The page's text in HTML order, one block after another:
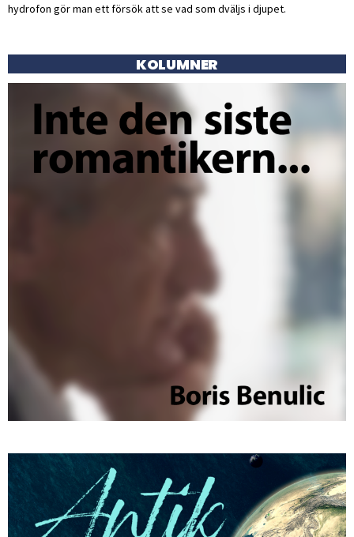
hydrofon gör man ett försök att se vad som dväljs i djupet.
KOLUMNER